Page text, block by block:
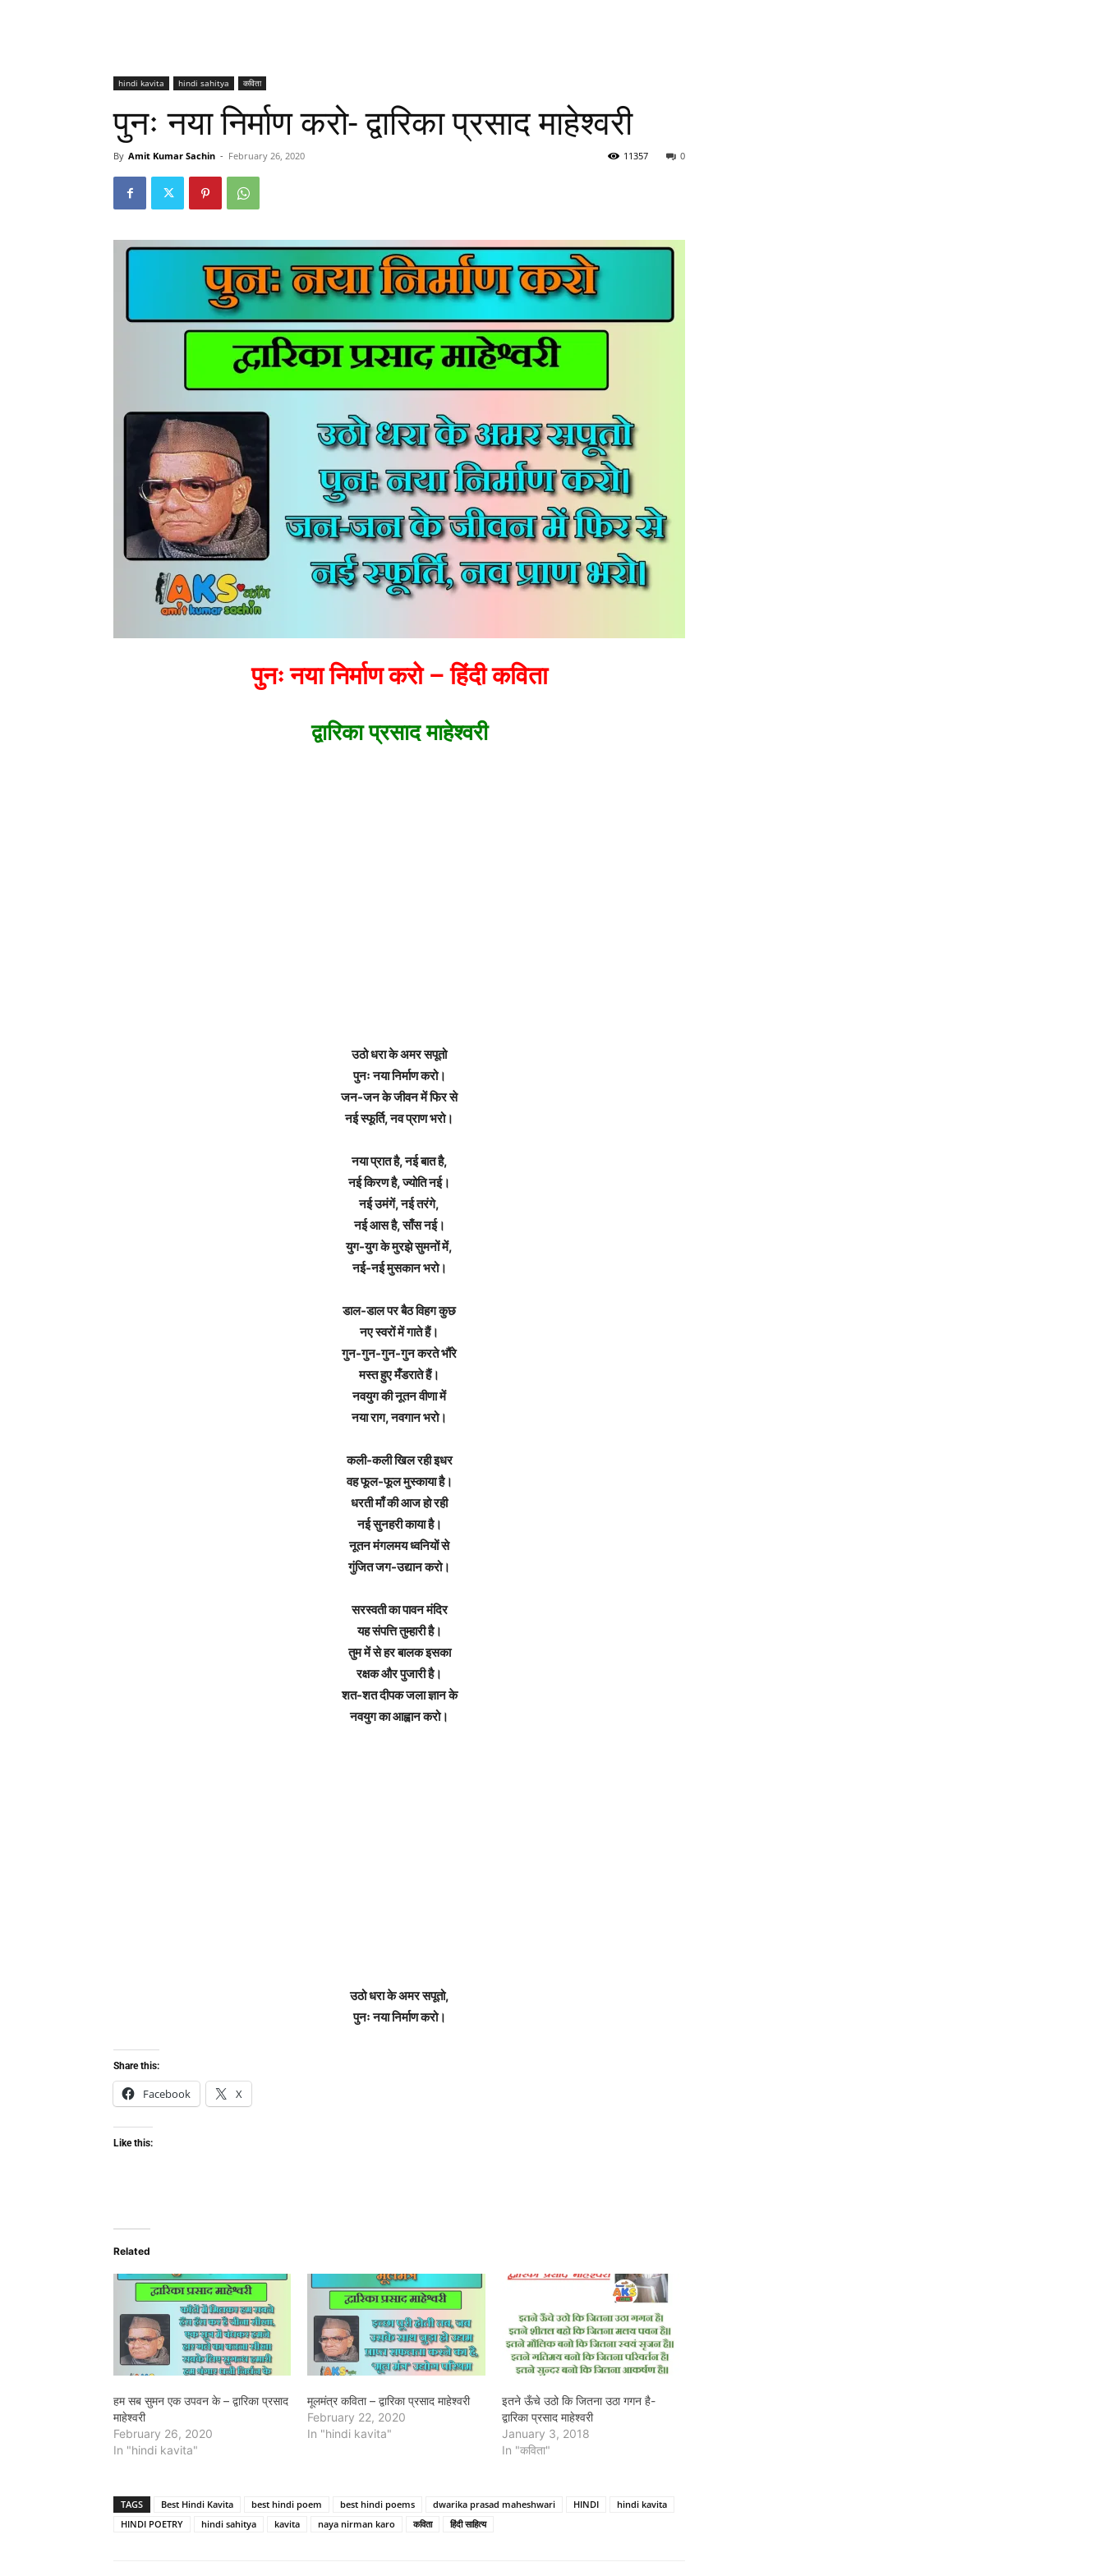
hindi kavita hindi sahitya कविता
पुनः नया निर्माण करो- द्वारिका प्रसाद माहेश्वरी
By Amit Kumar Sachin - February 26, 2020 0
11357
पुनः नया निर्माण करो – हिंदी कविता
द्वारिका प्रसाद माहेश्वरी
उठो धरा के अमर सपूतो
पुनः नया निर्माण करो।
जन-जन के जीवन में फिर से
नई स्फूर्ति, नव प्राण भरो।
नया प्रात है, नई बात है,
नई किरण है, ज्योति नई।
नई उमंगें, नई तरंगे,
नई आस है, साँस नई।
युग-युग के मुरझे सुमनों में,
नई-नई मुसकान भरो।
डाल-डाल पर बैठ विहग कुछ
नए स्वरों में गाते हैं।
गुन-गुन-गुन-गुन करते भौंरे
मस्त हुए मँडराते हैं।
नवयुग की नूतन वीणा में
नया राग, नवगान भरो।
कली-कली खिल रही इधर
वह फूल-फूल मुस्काया है।
धरती माँ की आज हो रही
नई सुनहरी काया है।
नूतन मंगलमय ध्वनियों से
गुंजित जग-उद्यान करो।
सरस्वती का पावन मंदिर
यह संपत्ति तुम्हारी है।
तुम में से हर बालक इसका
रक्षक और पुजारी है।
शत-शत दीपक जला ज्ञान के
नवयुग का आह्वान करो।
उठो धरा के अमर सपूतो,
पुनः नया निर्माण करो।
Share this:
Facebook X
Like this:
Related
हम सब सुमन एक उपवन के – द्वारिका प्रसाद
माहेश्वरी
February 26, 2020
In "hindi kavita"
मूलमंत्र कविता – द्वारिका प्रसाद माहेश्वरी
February 22, 2020
In "hindi kavita"
इतने ऊँचे उठो कि जितना उठा गगन है-
द्वारिका प्रसाद माहेश्वरी
January 3, 2018
In "कविता"
TAGS Best Hindi Kavita best hindi poem best hindi poems dwarika prasad maheshwari HINDI
hindi kavita
HINDI POETRY
hindi sahitya kavita naya nirman karo कविता हिंदी साहित्य